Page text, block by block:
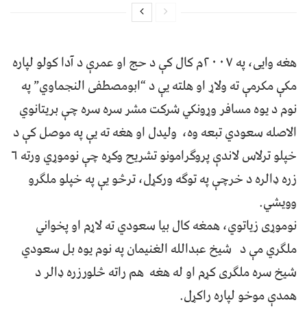
هغه وایی، په ۲۰۰۷م کال کې د حج او عمرې د آدا کولو لپاره
مکې مکرمې ته ولاړ او هلته یې د “ابومصطفی النجماوي” په
نوم د یوه مسافر وړونکي شرکت مشر سره سره چې بریتانوي
الاصله سعودي تبعه وه، ولیدل او هغه ته یې په موصل کې د
خپلو ترلاس لاندې پروګرامونو تشریح وکړه چې نوموړي ورته ۶
زره ډالره د خرچې په توګه ورکړل، ترڅو یې په خپلو ملګرو
وویشي.
نوموړی زیاتوي، همغه کال بیا سعودي ته لاړم او پخواني
ملګري مې د شیخ عبدالله الغنیمان په نوم یوه بل سعودي
شیخ سره ملګری کړم او له هغه هم راته څلورزره ډالر د
همدې موخو لپاره راکړل.